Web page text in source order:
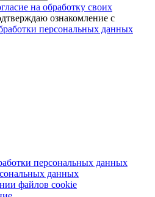
на обработку своих
ознакомление с
персональных данных
персональных данных
данных
файлов cookie